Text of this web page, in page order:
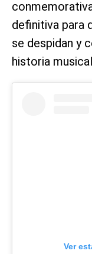
definitiva para
se despidan y
historia
Ver